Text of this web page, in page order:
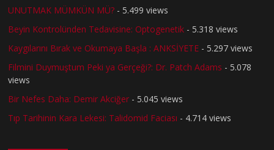
UNUTMAK MÜMKÜN MÜ? - 5.499 views
Beyin Kontrolünden Tedavisine: Optogenetik - 5.318 views
Kaygılarını Bırak ve Okumaya Başla : ANKSİYETE - 5.297 views
Filmini Duymuştum Peki ya Gerçeği?: Dr. Patch Adams - 5.078
views
Bir Nefes Daha: Demir Akciğer - 5.045 views
Tıp Tarihinin Kara Lekesi: Talidomid Faciası - 4.714 views